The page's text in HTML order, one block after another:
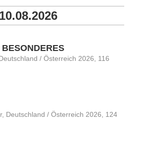
/ Österreich 2026, 116
Deutschland / Österreich 2026, 124